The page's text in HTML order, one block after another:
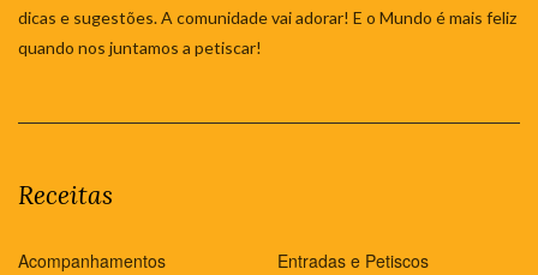
dicas e sugestões. A comunidade vai adorar! E o Mundo é mais feliz
quando nos juntamos a petiscar!
Receitas
Acompanhamentos
Entradas e Petiscos